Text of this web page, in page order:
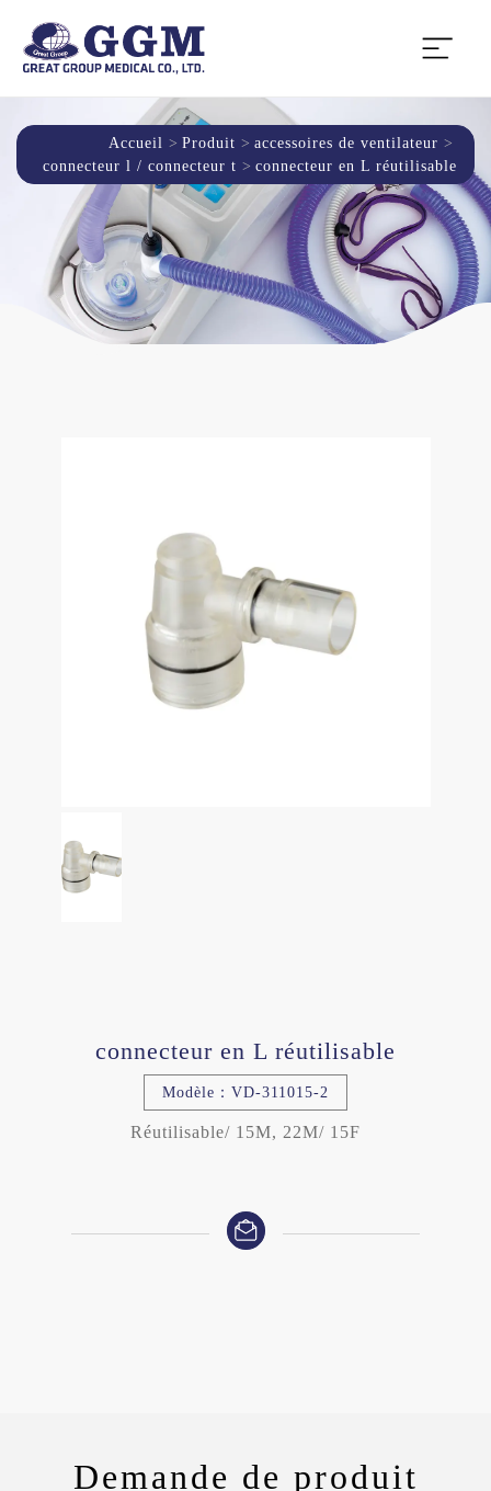
Accueil Produit
accessoires de ventilateur
connecteur l / connecteur t
connecteur en L réutilisable
connecteur en L réutilisable
Modèle：VD-311015-2
Réutilisable/ 15M, 22M/ 15F
Demande de produit